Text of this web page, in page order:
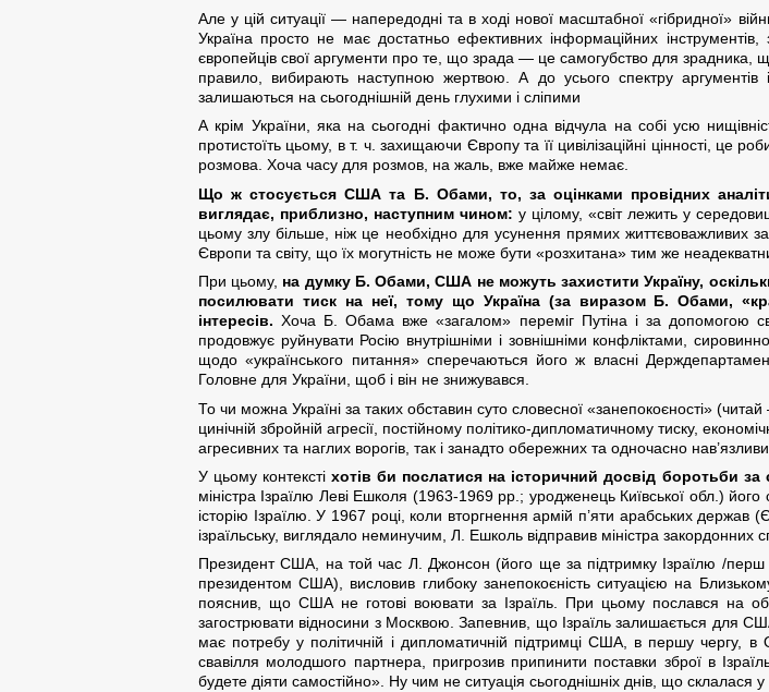
Але у цій ситуації — напередодні та в ході нової масштабної «гібридної»
Україна просто не має достатньо ефективних інформаційних
європейців свої аргументи про те, що зрада — це самогубство для зрадника,
правило, вибирають наступною жертвою. А до усього спектру аргументів
залишаються на сьогоднішній день глухими і сліпими
А крім України, яка на сьогодні фактично одна відчула на собі усю
протистоїть цьому, в т. ч. захищаючи Європу та її цивілізаційні цінності, це
розмова. Хоча часу для розмов, на жаль, вже майже немає.
Що ж стосується США та Б. Обами, то, за оцінками провідних
виглядає, приблизно, наступним чином: у цілому, «світ лежить у
цьому злу більше, ніж це необхідно для усунення прямих життєвоважливих
Європи та світу, що їх могутність не може бути «розхитана» тим же
При цьому, на думку Б. Обами, США не можуть захистити Україну,
посилювати тиск на неї, тому що Україна (за виразом Б. Обами,
інтересів. Хоча Б. Обама вже «загалом» переміг Путіна і за допомогою
продовжує руйнувати Росію внутрішніми і зовнішніми конфліктами,
щодо «українського питання» сперечаються його ж власні
Головне для України, щоб і він не знижувався.
То чи можна Україні за таких обставин суто словесної «занепокоєності»
цинічній збройній агресії, постійному політико-дипломатичному тиску,
агресивних та наглих ворогів, так і занадто обережних та одночасно
У цьому контекстіхотів би послатися на історичний досвід боротьби за
міністра Ізраїлю Леві Ешколя (1963-1969 рр.; уродженець Київської обл.)
історію Ізраїлю. У 1967 році, коли вторгнення армій п’яти арабських держав
ізраїльську, виглядало неминучим, Л. Ешколь відправив міністра
Президент США, на той час Л. Джонсон (його ще за підтримку Ізраїлю /перш
президентом США), висловив глибоку занепокоєність ситуацією на
пояснив, що США не готові воювати за Ізраїль. При цьому послався на
загострювати відносини з Москвою. Запевнив, що Ізраїль залишається
має потребу у політичній і дипломатичній підтримці США, в першу чергу,
свавілля молодшого партнера, пригрозив припинити поставки зброї в
будете діяти самостійно». Ну чим не ситуація сьогоднішніх днів, що склалася